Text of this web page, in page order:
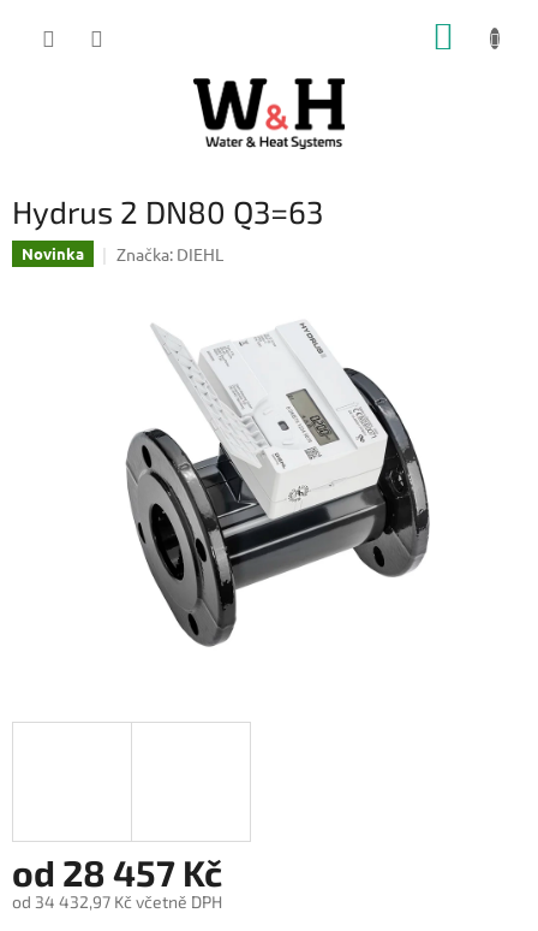
Hydrus 2 DN80 Q3=63
Novinka Značka: DIEHL
od 28 457 Kč
od 34 432,97 Kč včetně DPH